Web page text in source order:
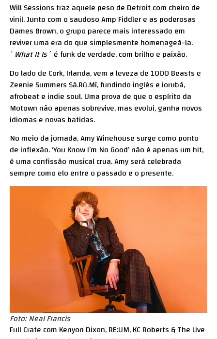
Will Sessions traz aquele peso de Detroit com cheiro de
vinil. Junto com o saudoso Amp Fiddler e as poderosas
Dames Brown, o grupo parece mais interessado em
reviver uma era do que simplesmente homenageá-la.
´ What It Is´ é funk de verdade, com brilho e paixão.
Do lado de Cork, Irlanda, vem a leveza de 1000 Beasts e
Zeenie Summers Sà.Rù.Mí, fundindo inglês e iorubá,
afrobeat e indie soul. Uma prova de que o espírito da
Motown não apenas sobrevive, mas evolui, ganha novos
idiomas e novas batidas.
No meio da jornada, Amy Winehouse surge como ponto
de inflexão. ‘You Know I’m No Good’ não é apenas um hit,
é uma confissão musical crua. Amy será celebrada
sempre como elo entre o passado e o presente.
Foto: Neal Francis
Full Crate com Kenyon Dixon, RE:UM, KC Roberts & The Live